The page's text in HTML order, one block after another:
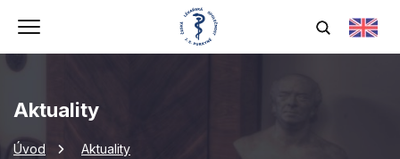
Aktuality
Úvod
Aktuality